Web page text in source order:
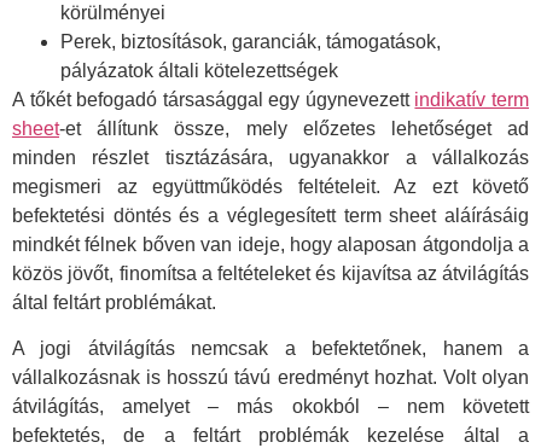
körülményei
Perek, biztosítások, garanciák, támogatások,
pályázatok általi kötelezettségek
A tőkét befogadó társasággal egy úgynevezett indikatív term
sheet-et állítunk össze, mely előzetes lehetőséget ad
minden részlet tisztázására, ugyanakkor a vállalkozás
megismeri az együttműködés feltételeit. Az ezt követő
befektetési döntés és a véglegesített term sheet aláírásáig
mindkét félnek bőven van ideje, hogy alaposan átgondolja a
közös jövőt, finomítsa a feltételeket és kijavítsa az átvilágítás
által feltárt problémákat.
A jogi átvilágítás nemcsak a befektetőnek, hanem a
vállalkozásnak is hosszú távú eredményt hozhat. Volt olyan
átvilágítás, amelyet – más okokból – nem követett
befektetés, de a feltárt problémák kezelése által a